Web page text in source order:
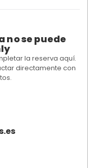
no se puede
la reserva aquí.
directamente con